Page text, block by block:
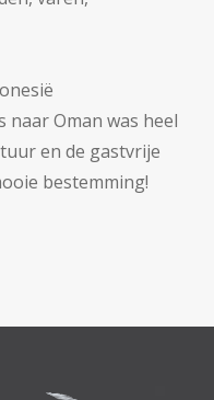
naar Oman was heel
en de gastvrije
bestemming!